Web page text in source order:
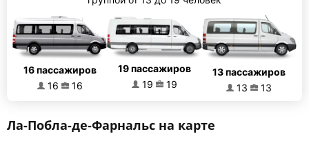
16 пассажиров
16
16
19 пассажиров
19
19
13 пассажиров
13
13
Ла-Пoбла-де-Фарнальс на карте